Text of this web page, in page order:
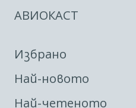
АВИОКАСТ
Избрано
Най-новото
Най-четеното